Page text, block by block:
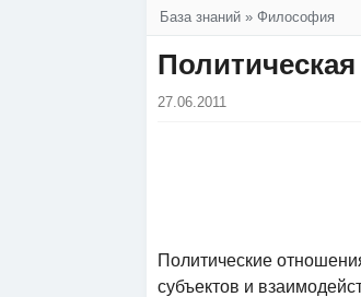
Вы здесь
База знаний » Философия
27.06.2011
Политические
субъектов и